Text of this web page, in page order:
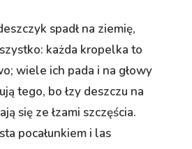
spadł na ziemię,
każda kropelka to
wiele ich pada i na głowy
tego, bo łzy deszczu na
się ze łzami szczęścia.
pocałunkiem i las